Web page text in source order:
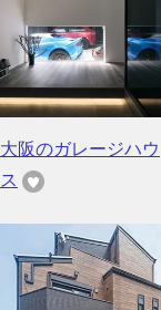
大阪のガレージハウ
ス